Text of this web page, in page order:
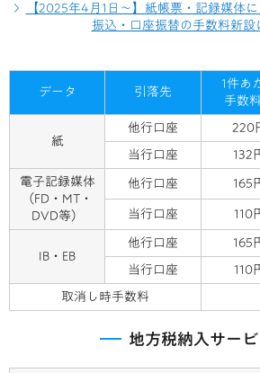
【2025年4月1日～】紙帳票・記録媒体
振込・口座振替の手数料新設
データ 引落先
1件あ
手数
紙
他行口座
220
当行口座
132
電子記録媒体
（FD・MT・
DVD等）
他行口座
165
当行口座
110
IB・EB
他行口座
165
当行口座
110
取消し時手数料
地方税納入サービ